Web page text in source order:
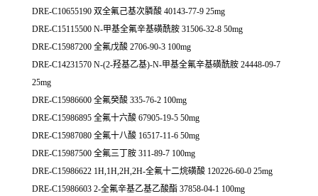
DRE-C10655190 双全氟己基次膦酸 40143-77-9 25mg
DRE-C15115500 N-甲基全氟辛基磺酰胺 31506-32-8 50mg
DRE-C15987200 全氟戊酸 2706-90-3 100mg
DRE-C14231570 N-(2-羟基乙基)-N-甲基全氟辛基磺酰胺 24448-09-7
25mg
DRE-C15986600 全氟癸酸 335-76-2 100mg
DRE-C15986895 全氟十六酸 67905-19-5 50mg
DRE-C15987080 全氟十八酸 16517-11-6 50mg
DRE-C15987500 全氟三丁胺 311-89-7 100mg
DRE-C15986622 1H,1H,2H,2H-全氟十二烷磺酸 120226-60-0 25mg
DRE-C15986603 2-全氟辛基乙基乙酸酯 37858-04-1 100mg